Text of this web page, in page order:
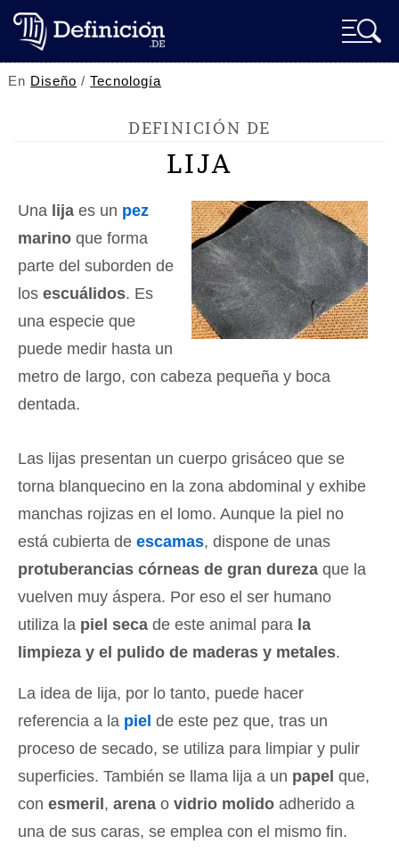
En Diseño /Tecnología
DEFINICIÓN DE
LIJA
Una lija es un pez
marino que forma
parte del suborden de
los escuálidos. Es
una especie que
puede medir hasta un
metro de largo, con cabeza pequeña y boca
dentada.
Las lijas presentan un cuerpo grisáceo que se
torna blanquecino en la zona abdominal y exhibe
manchas rojizas en el lomo. Aunque la piel no
está cubierta de escamas, dispone de unas
protuberancias córneas de gran dureza que la
vuelven muy áspera. Por eso el ser humano
utiliza la piel seca de este animal para la
limpieza y el pulido de maderas y metales.
La idea de lija, por lo tanto, puede hacer
referencia a la piel de este pez que, tras un
proceso de secado, se utiliza para limpiar y pulir
superficies. También se llama lija a un papel que,
con esmeril , arena o vidrio molido adherido a
una de sus caras, se emplea con el mismo fin.